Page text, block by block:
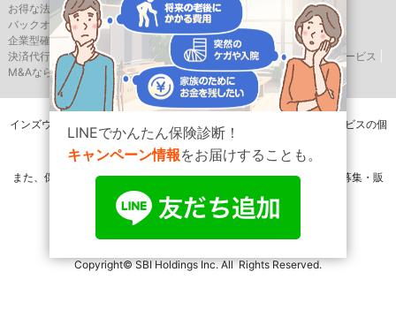
お得な法人向け優待サービスならSBIバリュープレイス
バックオフィス支援はSBIビジネス・ソリューションズ
企業型確定拠出年金のSBIベネフィット・システムズ
決済代行サービスはゼウス
航空機・船舶リースならSBIリーシングサービス
M&AならSBI辻・本郷M&A
インズウェブを運営するSBIホールディングス株式会社は相続相談サービスの個
別相談は一切行いません。
また、保険会社または保険代理店ではありませんので、保険の媒介・募集・販
売行為は一切行いません。
Copyright© SBI Holdings Inc. All Rights Reserved.
LINEでかんたん保険診断！
キャンペーン情報をお届けすることも。